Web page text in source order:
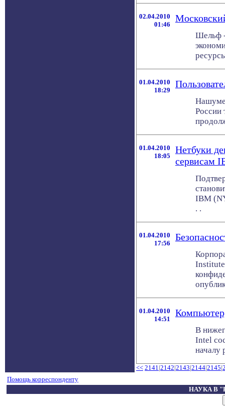
02.04.2010
01:46
Шельф -
01.04.2010
18:29
России
01.04.2010
18:05
Нетбуки
сервисам
IBM
. .
01.04.2010
17:56
01.04.2010
14:51
В
Intel
началу
<< 2141|2142|2143|2144|2145|
Помощь корреспонденту
НАУКА В